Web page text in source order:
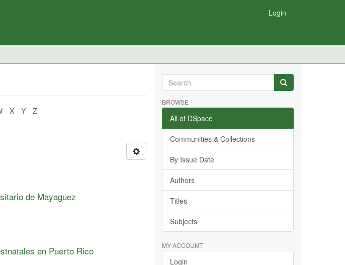
Login
X Y
Z
de Mayaguez
en Puerto Rico
BROWSE
All of DSpace
Communities & Collections
By Issue Date
Authors
Titles
Subjects
MY ACCOUNT
Login